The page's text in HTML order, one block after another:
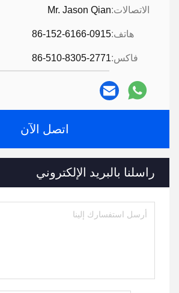
الاتصالات:Mr. Jason Qian
هاتف:86-152-6166-0915
فاكس:86-510-8305-2771
اتصل الآن
راسلنا بالبريد الإلكتروني